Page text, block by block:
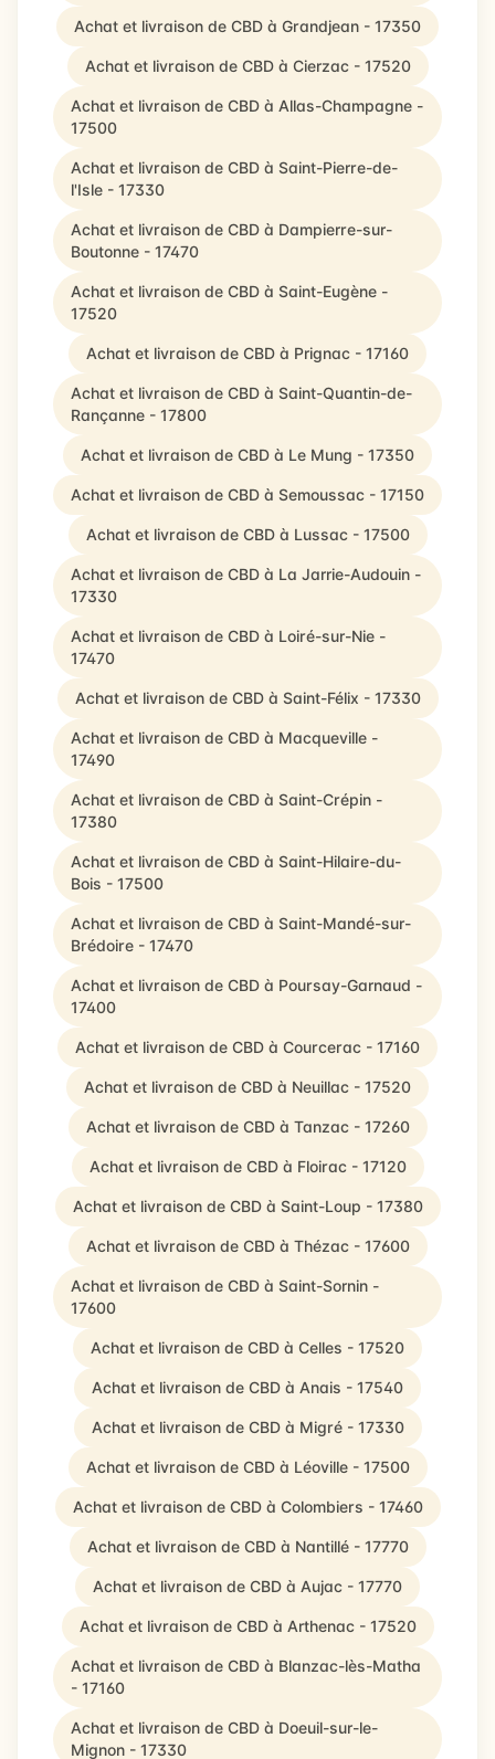
Achat et livraison de CBD à Grandjean - 17350
Achat et livraison de CBD à Cierzac - 17520
Achat et livraison de CBD à Allas-Champagne -
17500
Achat et livraison de CBD à Saint-Pierre-de-
l'Isle - 17330
Achat et livraison de CBD à Dampierre-sur-
Boutonne - 17470
Achat et livraison de CBD à Saint-Eugène -
17520
Achat et livraison de CBD à Prignac - 17160
Achat et livraison de CBD à Saint-Quantin-de-
Rançanne - 17800
Achat et livraison de CBD à Le Mung - 17350
Achat et livraison de CBD à Semoussac - 17150
Achat et livraison de CBD à Lussac - 17500
Achat et livraison de CBD à La Jarrie-Audouin -
17330
Achat et livraison de CBD à Loiré-sur-Nie -
17470
Achat et livraison de CBD à Saint-Félix - 17330
Achat et livraison de CBD à Macqueville -
17490
Achat et livraison de CBD à Saint-Crépin -
17380
Achat et livraison de CBD à Saint-Hilaire-du-
Bois - 17500
Achat et livraison de CBD à Saint-Mandé-sur-
Brédoire - 17470
Achat et livraison de CBD à Poursay-Garnaud -
17400
Achat et livraison de CBD à Courcerac - 17160
Achat et livraison de CBD à Neuillac - 17520
Achat et livraison de CBD à Tanzac - 17260
Achat et livraison de CBD à Floirac - 17120
Achat et livraison de CBD à Saint-Loup - 17380
Achat et livraison de CBD à Thézac - 17600
Achat et livraison de CBD à Saint-Sornin -
17600
Achat et livraison de CBD à Celles - 17520
Achat et livraison de CBD à Anais - 17540
Achat et livraison de CBD à Migré - 17330
Achat et livraison de CBD à Léoville - 17500
Achat et livraison de CBD à Colombiers - 17460
Achat et livraison de CBD à Nantillé - 17770
Achat et livraison de CBD à Aujac - 17770
Achat et livraison de CBD à Arthenac - 17520
Achat et livraison de CBD à Blanzac-lès-Matha
- 17160
Achat et livraison de CBD à Doeuil-sur-le-
Mignon - 17330